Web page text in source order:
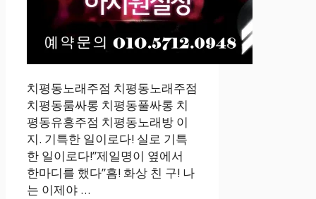
치평동노래주점 치평동노래주점
치평동룸싸롱 치평동풀싸롱 치
평동유흥주점 치평동노래방 이
지. 기특한 일이로다! 실로 기특
한 일이로다!”제일명이 옆에서
한마디를 했다”흠! 화상 친 구! 나
는 이제야 …